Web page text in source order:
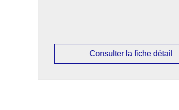
Consulter la fiche détail